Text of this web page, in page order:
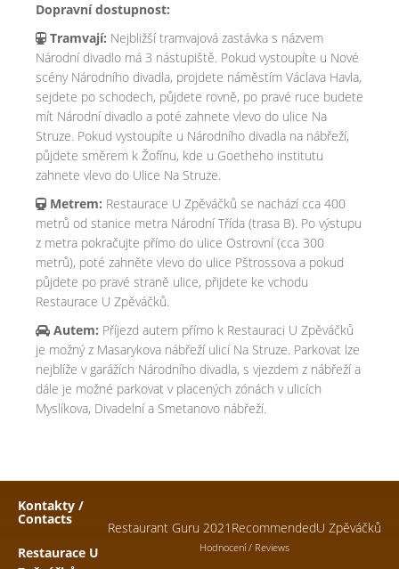
Dopravní dostupnost:
Tramvají: Nejbližší tramvajová zastávka s názvem
Národní divadlo má 3 nástupiště. Pokud vystoupíte u Nové
scény Národního divadla, projdete náměstím Václava Havla,
sejdete po schodech, půjdete rovně, po pravé ruce budete
mít Národní divadlo a poté zahnete vlevo do ulice Na
Struze. Pokud vystoupíte u Národního divadla na nábřeží,
půjdete směrem k Žofínu, kde u Goetheho institutu
zahnete vlevo do Ulice Na Struze.
Metrem: Restaurace U Zpěváčků se nachází cca 400
metrů od stanice metra Národní Třída (trasa B). Po výstupu
z metra pokračujte přímo do ulice Ostrovní (cca 300
metrů), poté zahněte vlevo do ulice Pštrossova a pokud
půjdete po pravé straně ulice, přijdete ke vchodu
Restaurace U Zpěváčků.
Autem: Příjezd autem přímo k Restauraci U Zpěváčků
je možný z Masarykova nábřeží ulicí Na Struze. Parkovat lze
nejblíže v garážích Národního divadla, s vjezdem z nábřeží a
dále je možné parkovat v placených zónách v ulicích
Myslíkova, Divadelní a Smetanovo nábřeží.
Restaurant Guru 2021 RecommendedU Zpěváčků
Hodnocení / Reviews
Kontakty /
Contacts
Restaurace U